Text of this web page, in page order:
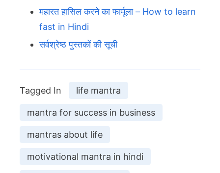
महारत हासिल करने का फार्मूला – How to learn
fast in Hindi
सर्वश्रेष्ठ पुस्तकों की सूची
Tagged In life mantra
mantra for success in business
mantras about life
motivational mantra in hindi